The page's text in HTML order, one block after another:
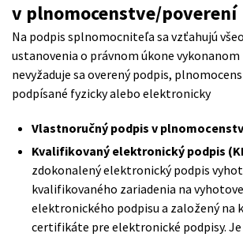
v plnomocenstve/poverení
Na podpis splnomocniteľa sa vzťahujú
ustanovenia o právnom úkone
nevyžaduje sa overený podpis,
podpísané fyzicky alebo elektronicky
Vlastnoručný podpis v
Kvalifikovaný elektronický podpis
zdokonalený elektronický podpis
kvalifikovaného zariadenia na
elektronického podpisu a založený na
certifikáte pre elektronické podpisy.